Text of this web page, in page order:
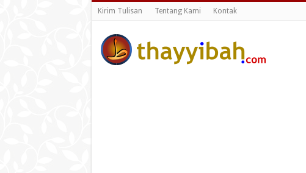
Kirim Tulisan Tentang Kami Kontak